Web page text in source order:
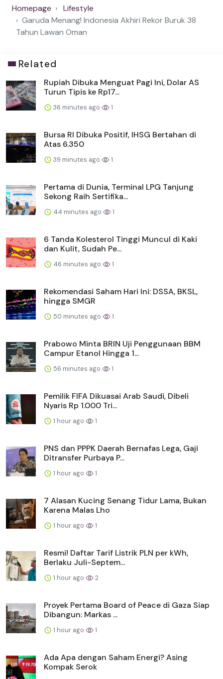
Homepage
Lifestyle
Garuda Menang! Indonesia Akhiri Rekor Buruk 38
Tahun Lawan Oman
Related
Rupiah Dibuka Menguat Pagi Ini, Dolar AS
Turun Tipis ke Rp17...
36 minutes ago 1
Bursa RI Dibuka Positif, IHSG Bertahan di
Atas 6.350
39 minutes ago 1
Pertama di Dunia, Terminal LPG Tanjung
Sekong Raih Sertifika...
44 minutes ago 1
6 Tanda Kolesterol Tinggi Muncul di Kaki
dan Kulit, Sudah Pe...
46 minutes ago 1
Rekomendasi Saham Hari Ini: DSSA, BKSL,
hingga SMGR
50 minutes ago 1
Prabowo Minta BRIN Uji Penggunaan BBM
Campur Etanol Hingga 1...
56 minutes ago 1
Pemilik FIFA Dikuasai Arab Saudi, Dibeli
Nyaris Rp 1.000 Tri...
1 hour ago 1
PNS dan PPPK Daerah Bernafas Lega, Gaji
Ditransfer Purbaya P...
1 hour ago 1
7 Alasan Kucing Senang Tidur Lama, Bukan
Karena Malas Lho
1 hour ago 1
Resmi! Daftar Tarif Listrik PLN per kWh,
Berlaku Juli-Septem...
1 hour ago 2
Proyek Pertama Board of Peace di Gaza Siap
Dibangun: Markas ...
1 hour ago 1
Ada Apa dengan Saham Energi? Asing
Kompak Serok